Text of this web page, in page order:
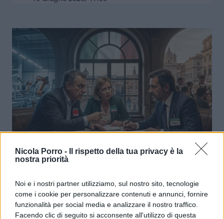
Nicola Porro -
Il rispetto della tua privacy è la
nostra priorità
Noi e i nostri partner utilizziamo, sul nostro sito, tecnologie
come i cookie per personalizzare contenuti e annunci, fornire
funzionalità per social media e analizzare il nostro traffico.
Facendo clic di seguito si acconsente all'utilizzo di questa
Decreto Lavoro, il governo
diEnrico Foscarini
7 Giugno 2026, 18:30